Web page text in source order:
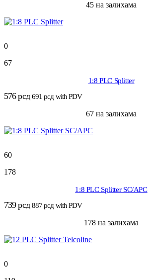
45 на залихама
0
67
1:8 PLC Splitter
576рсд 691рсдwith PDV
67 на залихама
60
178
1:8 PLC Splitter SC/APC
739рсд 887рсдwith PDV
178 на залихама
0